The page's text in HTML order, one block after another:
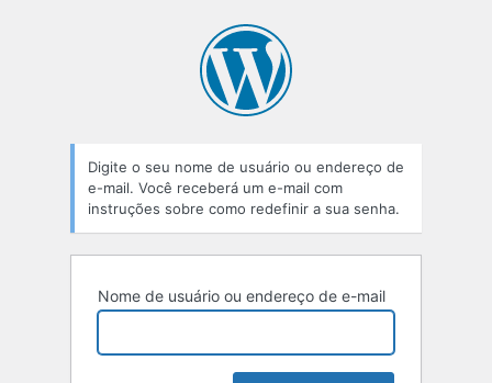
Digite o seu nome de usuário ou endereço de
e-mail. Você receberá um e-mail com
instruções sobre como redefinir a sua senha.
Nome de usuário ou endereço de e-mail